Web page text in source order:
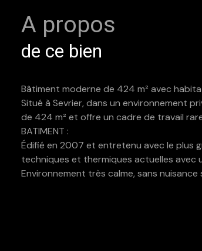
A propos
de ce bien
Bâtiment moderne de 424 m² avec
Situé à Sevrier, dans un environnement
de 424 m² et offre un cadre de travail
BATIMENT :
Édifié en 2007 et entretenu avec le plus
techniques et thermiques actuelles avec
Environnement très calme, sans nuisance
Des zones polyvalentes de bureaux et